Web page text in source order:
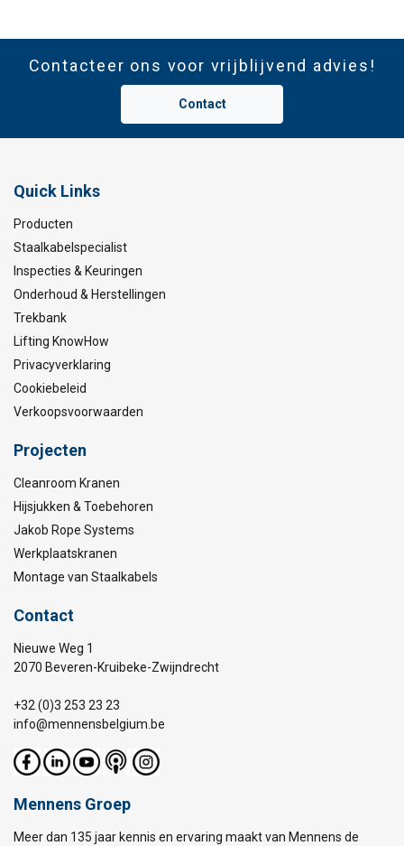
Contacteer ons voor vrijblijvend advies!
Contact
Quick Links
Producten
Staalkabelspecialist
Inspecties & Keuringen
Onderhoud & Herstellingen
Trekbank
Lifting KnowHow
Privacyverklaring
Cookiebeleid
Verkoopsvoorwaarden
Projecten
Cleanroom Kranen
Hijsjukken & Toebehoren
Jakob Rope Systems
Werkplaatskranen
Montage van Staalkabels
Contact
Nieuwe Weg 1
2070 Beveren-Kruibeke-Zwijndrecht
+32 (0)3 253 23 23
info@mennensbelgium.be
Mennens Groep
Meer dan 135 jaar kennis en ervaring maakt van Mennens de